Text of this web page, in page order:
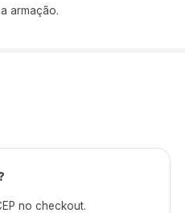
armação.
no checkout.